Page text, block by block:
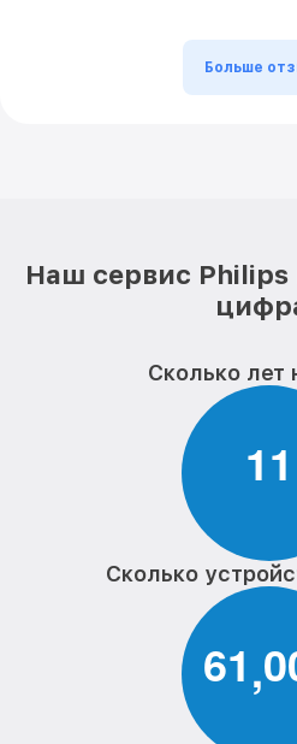
Больше
Наш сервис Philips
Сколько лет
11
Сколько
61,0